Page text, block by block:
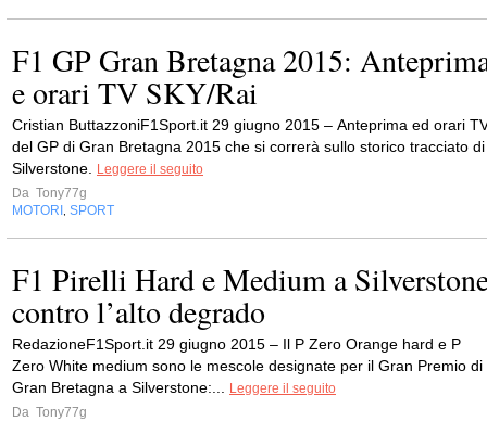
F1 GP Gran Bretagna 2015:
e orari TV SKY/Rai
Cristian ButtazzoniF1Sport.it 29 giugno 2015 – Anteprima ed orari
del GP di Gran Bretagna 2015 che si correrà sullo storico tracciato di
Silverstone.
Leggere il seguito
Da Tony77g
MOTORI
SPORT
F1 Pirelli Hard e Medium a
contro l’alto degrado
RedazioneF1Sport.it 29 giugno 2015 – Il P Zero Orange hard e P
Zero White medium sono le mescole designate per il Gran Premio di
Gran Bretagna a Silverstone:...
Leggere il seguito
Da Tony77g